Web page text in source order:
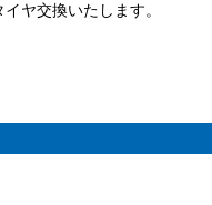
ヤ交換いたします。